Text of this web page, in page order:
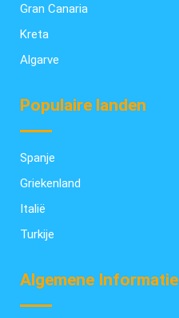
Gran Canaria
Kreta
Algarve
Populaire landen
Spanje
Griekenland
Italië
Turkije
Algemene Informatie